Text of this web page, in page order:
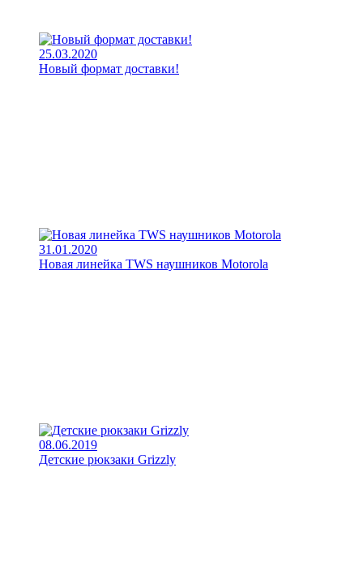
25.03.2020
Новый формат доставки!
31.01.2020
Новая линейка TWS наушников Motorola
08.06.2019
Детские рюкзаки Grizzly